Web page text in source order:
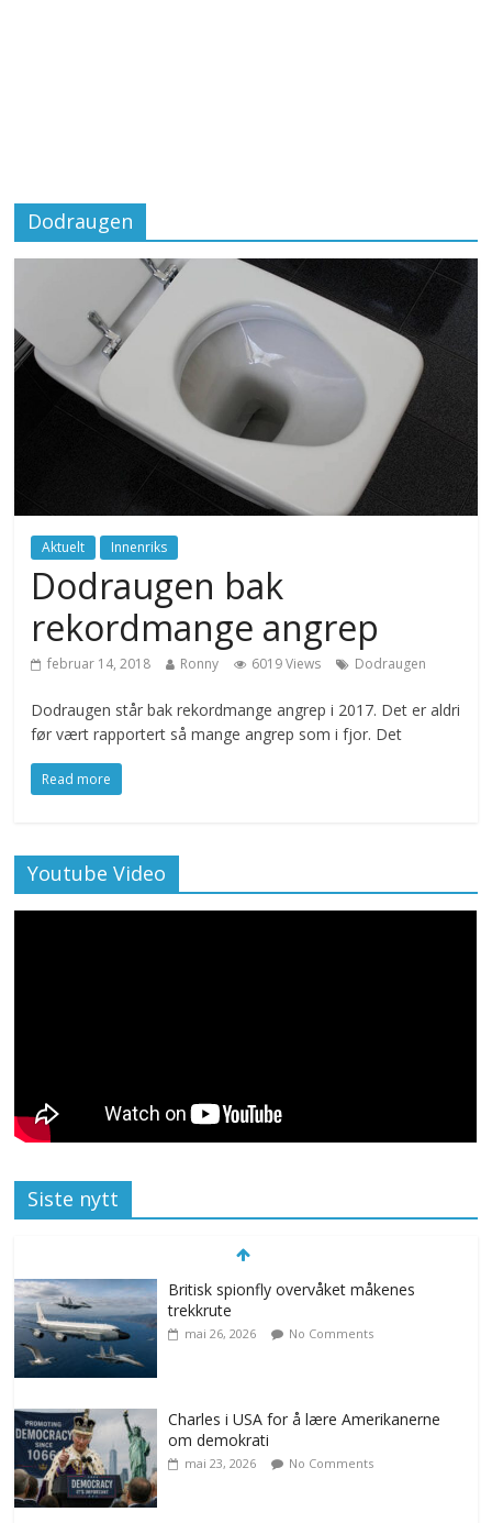
Dodraugen
Aktuelt Innenriks
Dodraugen bak
rekordmange angrep
februar 14, 2018 Ronny 6019 Views Dodraugen
Dodraugen står bak rekordmange angrep i 2017. Det er aldri
før vært rapportert så mange angrep som i fjor. Det
Read more
Youtube Video
Siste nytt
Britisk spionfly overvåket måkenes
trekkrute
mai 26, 2026 No Comments
Charles i USA for å lære Amerikanerne
om demokrati
mai 23, 2026 No Comments